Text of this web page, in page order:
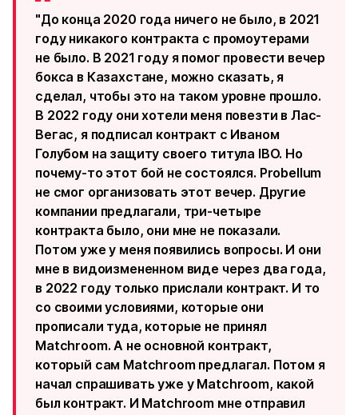
"До конца 2020 года ничего не было, в 2021
году никакого контракта с промоутерами
не было. В 2021 году я помог провести вечер
бокса в Казахстане, можно сказать, я
сделал, чтобы это на таком уровне прошло.
В 2022 году они хотели меня повезти в Лас-
Вегас, я подписал контракт с Иваном
Голубом на защиту своего титула IBO. Но
почему-то этот бой не состоялся. Probellum
не смог организовать этот вечер. Другие
компании предлагали, три-четыре
контракта было, они мне не показали.
Потом уже у меня появились вопросы. И они
мне в видоизмененном виде через два года,
в 2022 году только прислали контракт. И то
со своими условиями, которые они
прописали туда, которые не принял
Matchroom. А не основной контракт,
который сам Matchroom предлагал. Потом я
начал спрашивать уже у Matchroom, какой
был контракт. И Matchroom мне отправил